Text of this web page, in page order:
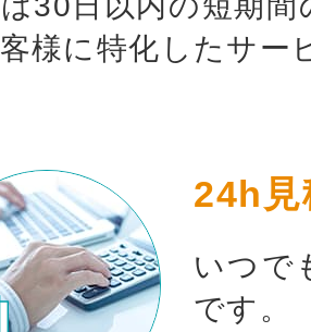
お買い物を続ける カー
様に特化したサー
24h見
いつで
です。